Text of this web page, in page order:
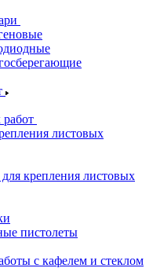
листовых
крепления листовых
пистолеты
с кафелем и стеклом